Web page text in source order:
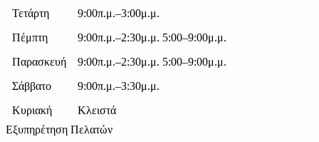
Τετάρτη
9:00π.μ.–3:00μ.μ.
Πέμπτη
9:00π.μ.–2:30μ.μ. 5:00–9:00μ.μ.
Παρασκευή
9:00π.μ.–2:30μ.μ. 5:00–9:00μ.μ.
Σάββατο
9:00π.μ.–3:30μ.μ.
Κυριακή
Κλειστά
Εξυπηρέτηση Πελατών